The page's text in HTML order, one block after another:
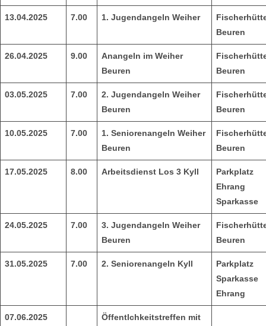
13.04.2025 7.00 1. Jugendangeln Weiher
Beuren
26.04.2025 9.00
Anangeln im Weiher
Beuren
Beuren
03.05.2025 7.00
2. Jugendangeln Weiher
Beuren
Beuren
10.05.2025 7.00
1. Seniorenangeln Weiher
Beuren
Beuren
17.05.2025 8.00 Arbeitsdienst Los 3 Kyll
Parkplatz
Ehrang
Sparkasse
24.05.2025 7.00
3. Jugendangeln Weiher
Beuren
Beuren
31.05.2025 7.00 2. Seniorenangeln Kyll
Parkplatz
Sparkasse
Ehrang
07.06.2025
Öffentlchkeitstreffen mit